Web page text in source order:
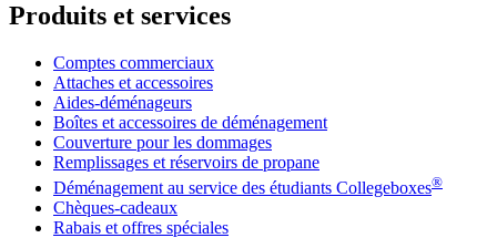
Produits et services
Comptes commerciaux
Attaches et accessoires
Aides-déménageurs
Boîtes et accessoires de déménagement
Couverture pour les dommages
Remplissages et réservoirs de propane
Déménagement au service des étudiants Collegeboxes®
Chèques-cadeaux
Rabais et offres spéciales